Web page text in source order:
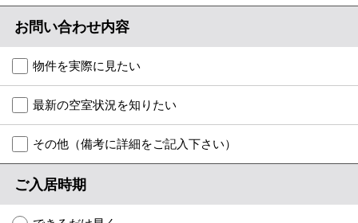
路線·駅から探す
地域から探す
地図から探す
店舗情報·アクセス
会社概要
メールでお問い合わせ
お問い合わせ内容
物件を実際に見たい
最新の空室状況を知りたい
その他（備考に詳細をご記入下さい）
ご入居時期